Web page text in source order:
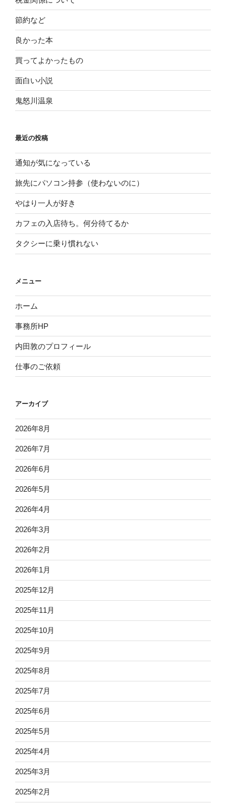
節約など
良かった本
買ってよかったもの
面白い小説
鬼怒川温泉
最近の投稿
通知が気になっている
旅先にパソコン持参（使わないのに）
やはり一人が好き
カフェの入店待ち。何分待てるか
タクシーに乗り慣れない
メニュー
ホーム
事務所HP
内田敦のプロフィール
仕事のご依頼
アーカイブ
2026年8月
2026年7月
2026年6月
2026年5月
2026年4月
2026年3月
2026年2月
2026年1月
2025年12月
2025年11月
2025年10月
2025年9月
2025年8月
2025年7月
2025年6月
2025年5月
2025年4月
2025年3月
2025年2月